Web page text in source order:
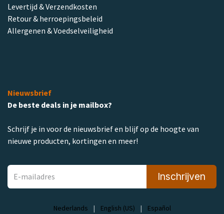
Levertijd & Verzendkosten
Retour & herroepingsbeleid
Allergenen & Voedselveiligheid
Nieuwsbrief
De beste deals in je mailbox?
Schrijf je in voor de nieuwsbrief en blijf op de hoogte van
nieuwe producten, kortingen en meer!
Inschrijven
Nederlands | English (US) | Español